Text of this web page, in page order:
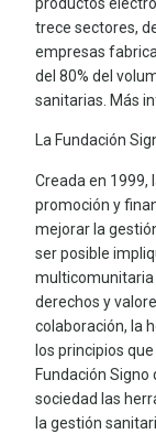
trece sectores,
empresas
del 80% del
sanitarias. Más
La Fundación
Creada en 1999,
promoción y
mejorar la
ser posible
multicomunitaria
derechos y
colaboración, la
los principios
Fundación Signo
sociedad las
la gestión